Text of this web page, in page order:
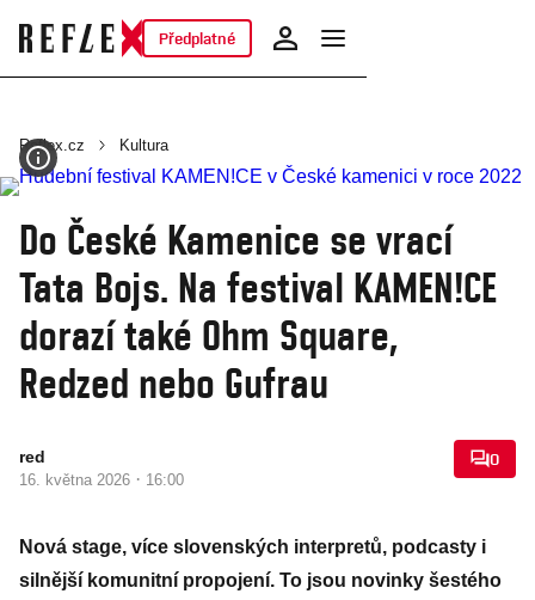
Předplatné
Reflex.cz Kultura
Do České Kamenice se vrací
Tata Bojs. Na festival KAMEN!CE
dorazí také Ohm Square,
Redzed nebo Gufrau
red
16. května 2026 · 16:00
0
Nová stage, více slovenských interpretů, podcasty i
silnější komunitní propojení. To jsou novinky šestého